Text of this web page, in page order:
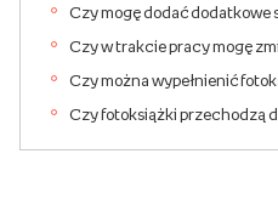
Czy mogę dodać dodatkowe
Czy w trakcie pracy mogę
Czy można wypełnienić
Czy fotoksiążki przechodzą